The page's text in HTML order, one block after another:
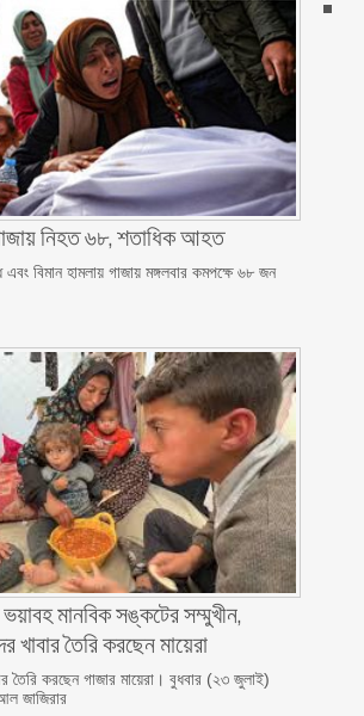
নিহত ৬৮, শতাধিক আহত
এবং বিমান হামলায় গাজায় মঙ্গলবার কমপক্ষে ৬৮ জন
মানবিক সঙ্কটের সম্মুখীন,
খাবার তৈরি করছেন মায়েরা
তৈরি করছেন গাজার মায়েরা। বুধবার (২৩ জুলাই)
জাজিরার